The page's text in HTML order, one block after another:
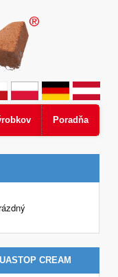
Poradňa
CREAM